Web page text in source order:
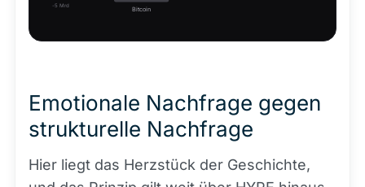
-5 Mrd Bitcoin
Emotionale Nachfrage gegen
strukturelle Nachfrage
Hier liegt das Herzstück der Geschichte,